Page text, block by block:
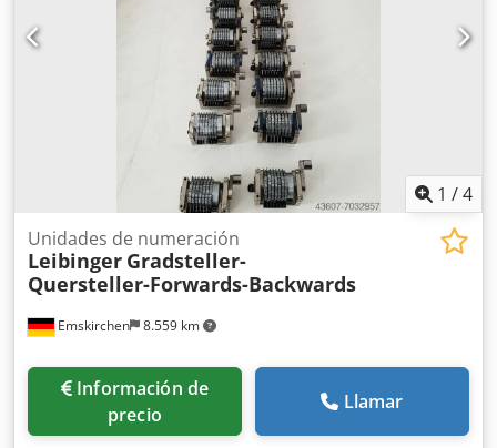
1 /4
Emskirchen 8.559 km
Unidades de numeración
Leibinger Gradsteller-
Quersteller-Forwards-Backwards
Información de
precio
Llamar